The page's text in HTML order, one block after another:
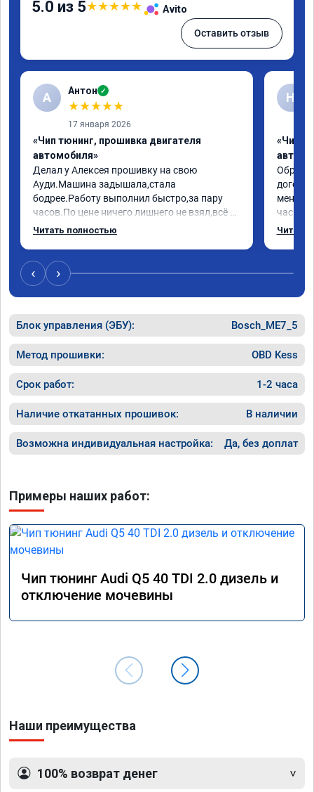
5.0 из 5★★★★★ Avito
Оставить отзыв
А Антон ✓
★★★★★
17 января 2026
«Чип тюнинг, прошивка двигателя
автомобиля»
Делал у Алексея прошивку на свою
Ауди.Машина задышала,стала
бодрее.Работу выполнил быстро,за пару
часов.По цене ничего лишнего не взял,всё
как договаривались заранее.После работы
случае поломки авто.Однозначно
рекомендую Алексея как грамотного
специалиста!
Читать полностью
Н
«Чип
меня
час
Арман
Читать
‹ ›
Блок управления (ЭБУ): Bosch_ME7_5
Метод прошивки: OBD Kess
Срок работ: 1-2 часа
Наличие откатанных прошивок: В наличии
Возможна индивидуальная настройка: Да, без доплат
Примеры наших работ:
Чип тюнинг Audi Q5 40 TDI 2.0 дизель и
отключение мочевины
Наши преимущества
100% возврат денег